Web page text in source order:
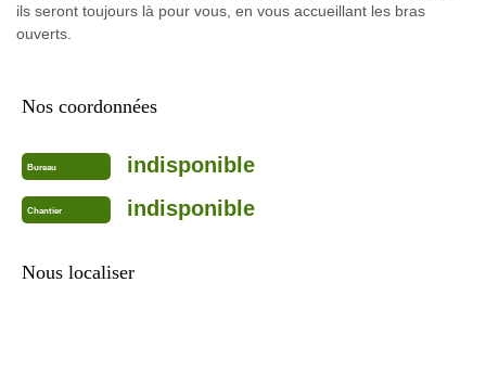
ils seront toujours là pour vous, en vous accueillant les bras
ouverts.
Nos coordonnées
Bureau indisponible
Chantier indisponible
Nous localiser